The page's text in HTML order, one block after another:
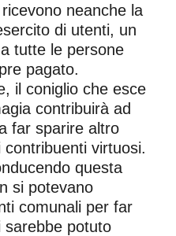
neanche la
di utenti, un
tutte le persone
pagato.
il coniglio che esce
contribuirà ad
far sparire altro
virtuosi.
questa
si potevano
comunali per far
sarebbe potuto